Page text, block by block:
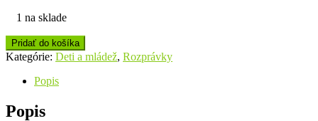
1 na sklade
Pridať do košíka
Kategórie: Deti a mládež, Rozprávky
Popis
Popis